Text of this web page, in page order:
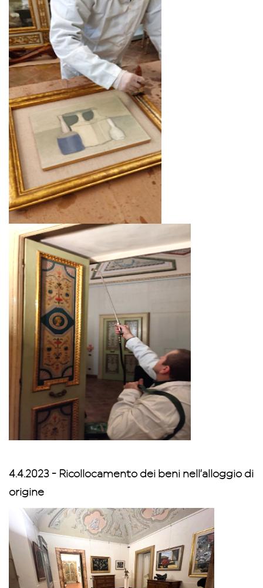
4.4.2023 - Ricollocamento dei beni nell’alloggio di
origine